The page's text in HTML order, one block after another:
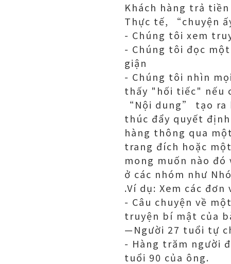
Khách hàng trả
Thực tế, “chuyện
- Chúng tôi xem
- Chúng tôi đọc
giận
- Chúng tôi nhìn
thấy "hối tiếc" nếu
“Nội dung” tạo ra
thúc đẩy quyết
hàng thông qua
trang đích hoặc
mong muốn nào
ở các nhóm như
.Ví dụ: Xem các
- Câu chuyện về
truyện bí mật của
—Người 27 tuổi tự
- Hàng trăm người
tuổi 90 của ông.